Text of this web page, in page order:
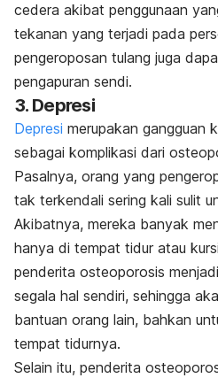
cedera akibat penggunaan
tekanan yang terjadi pada
pengeroposan tulang juga
pengapuran sendi.
3. Depresi
Depresi merupakan gangguan
sebagai komplikasi dari
Pasalnya, orang yang
tak terkendali sering kali sulit
Akibatnya, mereka banyak
hanya di tempat tidur atau
penderita osteoporosis
segala hal sendiri, sehingga
bantuan orang lain, bahkan
tempat tidurnya.
Selain itu, penderita